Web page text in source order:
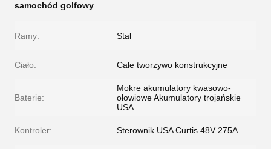
samochód golfowy
Ramy: Stal
Ciało: Całe tworzywo konstrukcyjne
Baterie:
Mokre akumulatory kwasowo-
ołowiowe Akumulatory trojańskie
USA
Kontroler: Sterownik USA Curtis 48V 275A